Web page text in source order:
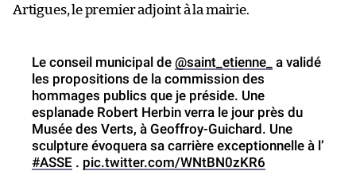
Artigues, le premier adjoint à la mairie.
Le conseil municipal de ⁦ @saint_etienne_ ⁩ a validé
les propositions de la commission des
hommages publics que je préside. Une
esplanade Robert Herbin verra le jour près du
Musée des Verts, à Geoffroy-Guichard. Une
sculpture évoquera sa carrière exceptionnelle à l’
#ASSE . pic.twitter.com/WNtBN0zKR6